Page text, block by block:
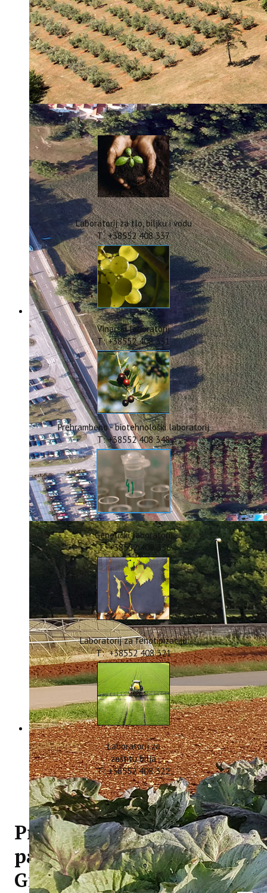
Projekti Instituta
Dialogue4Tourism
REVIVE
WASTEREDUCE
MITOMED+
WINTERMED
CASTWATER
INHERIT
CONSUMLESS PLUS
IstraOILFest
ARHIVA PROJEKATA
IstraECOinclusive
Izdavačka djelatnost
Izbor u znanstvena zvanja
Dokumenti
Statut
Strategija
CIP
Pravo na pristup informacijama
Zaštita osobnih podataka
Godišnji izvještaj
Javna nabava
Natječaji za radna mjesta
Zakonodavni okvir
Akti Instituta
Linkovi
Kontakt
webmail
Popularizacija znanosti
ERASMUS+
HyPro4ST
DIGIAGRI
GreenTea
CIRCOLIVE
Laboratorij za tlo, biljku i vodu
T: +38552 408 337
Vinarski laboratorij
T: +38552 408 331
Prehrambeno - biotehnološki laboratorij
T: +38552 408 348
Genetički laboratorij
T: +38552 408 336
Laboratorij za fenotipizaciju
T: +38552 408 321
Laboratorij za
zaštitu bilja
T: +38552 408 322
Prvi radni sastanak
partnera na projektu
GreenTEA